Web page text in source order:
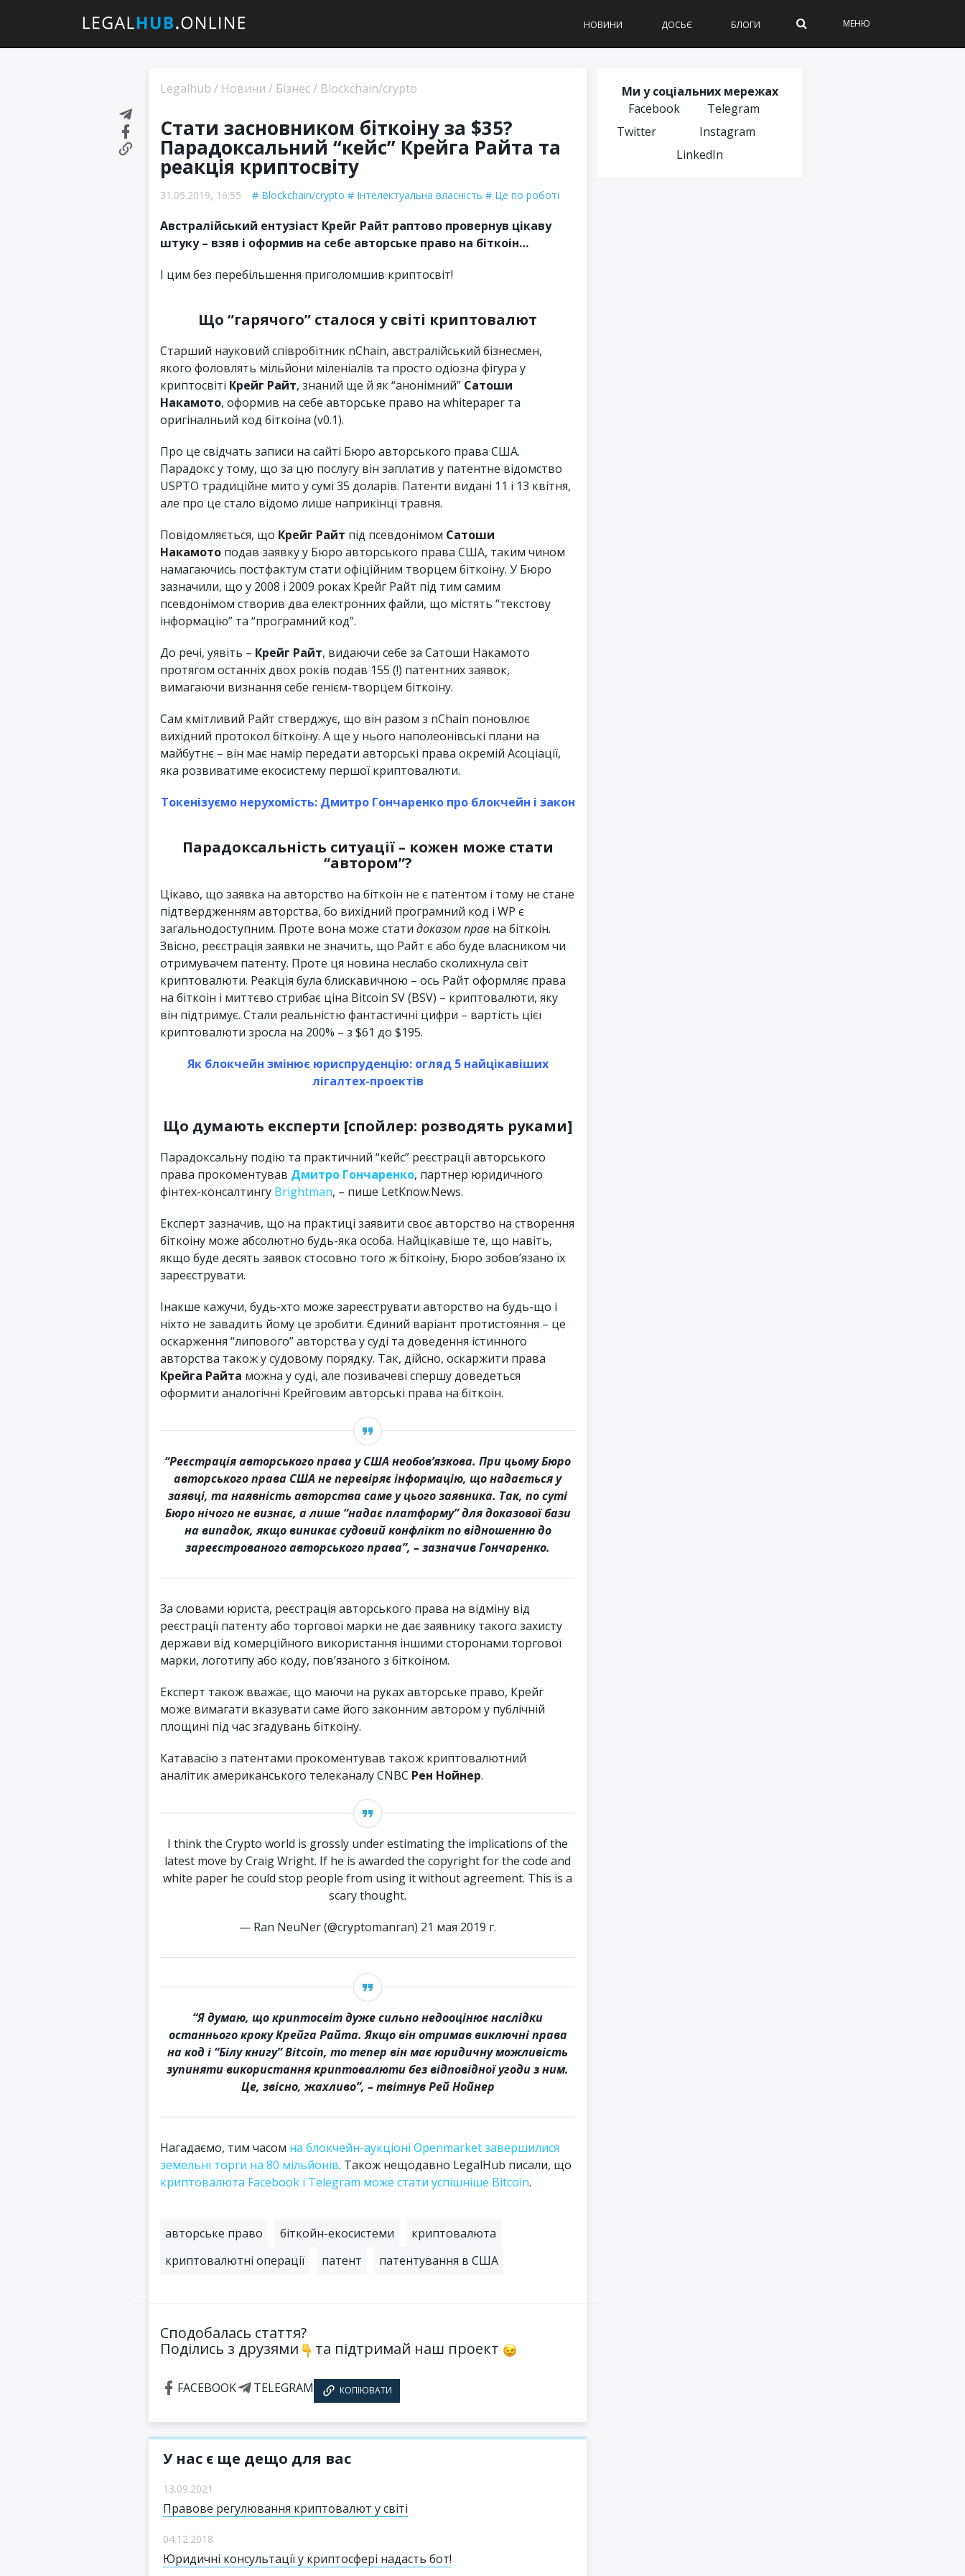
МЕНЮ
НОВИНИ ДОСЬЄ БЛОГИ
Legalhub / Новини / Бізнес/ Blockchain/crypto
31.05.2019, 16:55 Blockchain/crypto Інтелектуальна власність Це по роботі
Стати засновником біткоіну за $35?
Парадоксальний “кейс” Крейга Райта та
реакція криптосвіту
Австралійський ентузіаст Крейг Райт раптово провернув цікаву
штуку – взяв і оформив на себе авторське право на біткоін…
І цим без перебільшення приголомшив криптосвіт!
Що “гарячого” сталося у світі криптовалют
Старший науковий співробітник nChain, австралійський бізнесмен,
якого фоловлять мільйони міленіалів та просто одіозна фігура у
криптосвіті Крейг Райт, знаний ще й як “анонімний” Сатоши
Накамото, оформив на себе авторське право на whitepaper та
оригіналньий код біткоіна (v0.1).
Про це свідчать записи на сайті Бюро авторського права США.
Парадокс у тому, що за цю послугу він заплатив у патентне відомство
USPTO традиційне мито у сумі 35 доларів. Патенти видані 11 і 13 квітня,
але про це стало відомо лише наприкінці травня.
Повідомляється, що Крейг Райт під псевдонімом Сатоши
Накамото подав заявку у Бюро авторського права США, таким чином
намагаючись постфактум стати офіційним творцем біткоіну. У Бюро
зазначили, що у 2008 і 2009 роках Крейг Райт під тим самим
псевдонімом створив два електронних файли, що містять “текстову
інформацію” та “програмний код”.
До речі, уявіть – Крейг Райт, видаючи себе за Сатоши Накамото
протягом останніх двох років подав 155 (!) патентних заявок,
вимагаючи визнання себе генієм-творцем біткоіну.
Сам кмітливий Райт стверджує, що він разом з nChain поновлює
вихідний протокол біткоіну. А ще у нього наполеонівські плани на
майбутнє – він має намір передати авторські права окремій Асоціації,
яка розвиватиме екосистему першої криптовалюти.
Токенізуємо нерухомість: Дмитро Гончаренко про блокчейн і закон
Парадоксальність ситуації – кожен може стати
“автором”?
Цікаво, що заявка на авторство на біткоін не є патентом і тому не стане
підтвердженням авторства, бо вихідний програмний код і WP є
загальнодоступним. Проте вона може стати доказом прав на біткоін.
Звісно, реєстрація заявки не значить, що Райт є або буде власником чи
отримувачем патенту. Проте ця новина неслабо сколихнула світ
криптовалюти. Реакція була блискавичною – ось Райт оформляє права
на біткоін і миттєво стрибає ціна Bitcoin SV (BSV) – криптовалюти, яку
він підтримує. Стали реальністю фантастичні цифри – вартість цієї
криптовалюти зросла на 200% – з $61 до $195.
Як блокчейн змінює юриспруденцію: огляд 5 найцікавіших
лігалтех-проектів
Що думають експерти [спойлер: розводять руками]
Парадоксальну подію та практичний “кейс” реєстрації авторського
права прокоментував Дмитро Гончаренко, партнер юридичного
фінтех-консалтингу Brightman, – пише LetKnow.News.
Експерт зазначив, що на практиці заявити своє авторство на створення
біткоіну може абсолютно будь-яка особа. Найцікавіше те, що навіть,
якщо буде десять заявок стосовно того ж біткоіну, Бюро зобов’язано їх
зареєструвати.
Інакше кажучи, будь-хто може зареєструвати авторство на будь-що і
ніхто не завадить йому це зробити. Єдиний варіант протистояння – це
оскарження “липового” авторства у суді та доведення істинного
авторства також у судовому порядку. Так, дійсно, оскаржити права
Крейга Райта можна у суді, але позивачеві спершу доведеться
оформити аналогічні Крейговим авторські права на біткоін.
“Реєстрація авторського права у США необов’язкова. При цьому Бюро
авторського права США не перевіряє інформацію, що надається у
заявці, та наявність авторства саме у цього заявника. Так, по суті
Бюро нічого не визнає, а лише “надає платформу” для доказової бази
на випадок, якщо виникає судовий конфлікт по відношенню до
зареєстрованого авторського права”, – зазначив Гончаренко.
За словами юриста, реєстрація авторського права на відміну від
реєстрації патенту або торгової марки не дає заявнику такого захисту
держави від комерційного використання іншими сторонами торгової
марки, логотипу або коду, пов’язаного з біткоіном.
Експерт також вважає, що маючи на руках авторське право, Крейг
може вимагати вказувати саме його законним автором у публічній
площині під час згадувань біткоіну.
Катавасію з патентами прокоментував також криптовалютний
аналітик американського телеканалу CNBC Рен Нойнер.
I think the Crypto world is grossly under estimating the implications of the
latest move by Craig Wright. If he is awarded the copyright for the code and
white paper he could stop people from using it without agreement. This is a
scary thought.
— Ran NeuNer (@cryptomanran) 21 мая 2019 г.
“Я думаю, що криптосвіт дуже сильно недооцінює наслідки
останнього кроку Крейга Райта. Якщо він отримав виключні права
на код і “Білу книгу” Bitcoin, то тепер він має юридичну можливість
зупиняти використання криптовалюти без відповідної угоди з ним.
Це, звісно, жахливо”, – твітнув Рей Нойнер
Нагадаємо, тим часом на блокчейн-аукціоні Openmarket завершилися
земельні торги на 80 мільйонів. Також нещодавно LegalHub писали, що
криптовалюта Facebook і Telegram може стати успішніше Bitcoin.
авторське право біткойн-екосистеми
криптовалюта
криптовалютні операції
патент патентування в США
Сподобалась стаття?
Поділись з друзями
та підтримай наш проект
FACEBOOK TELEGRAM КОПІЮВАТИ
У нас є ще дещо для вас
13.09.2021
Правове регулювання криптовалют у світі
04.12.2018
Юридичні консультації у криптосфері надасть бот!
Ми у соціальних мережах
Facebook
Telegram
Twitter
Instagram
LinkedIn